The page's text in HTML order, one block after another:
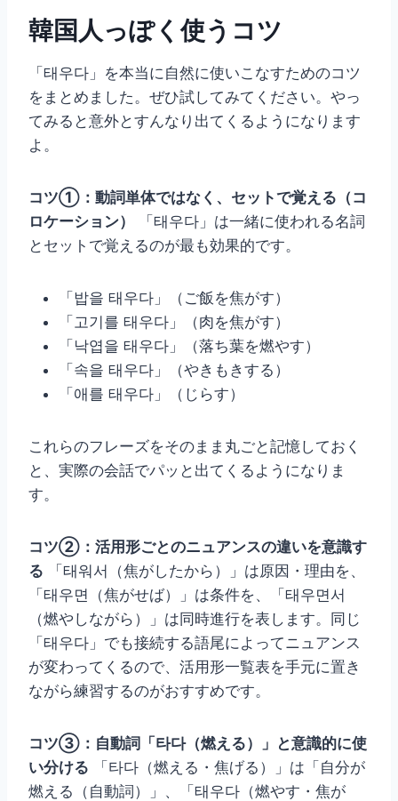
韓国人っぽく使うコツ
「태우다」を本当に自然に使いこなすためのコツ
をまとめました。ぜひ試してみてください。やっ
てみると意外とすんなり出てくるようになります
よ。
コツ①：動詞単体ではなく、セットで覚える（コ
ロケーション）
「태우다」は一緒に使われる名詞
とセットで覚えるのが最も効果的です。
「밥을 태우다」（ご飯を焦がす）
「고기를 태우다」（肉を焦がす）
「낙엽을 태우다」（落ち葉を燃やす）
「속을 태우다」（やきもきする）
「애를 태우다」（じらす）
これらのフレーズをそのまま丸ごと記憶しておく
と、実際の会話でパッと出てくるようになりま
す。
コツ②：活用形ごとのニュアンスの違いを意識す
る 「태워서（焦がしたから）」は原因・理由を、
「태우면（焦がせば）」は条件を、「태우면서
（燃やしながら）」は同時進行を表します。同じ
「태우다」でも接続する語尾によってニュアンス
が変わってくるので、活用形一覧表を手元に置き
ながら練習するのがおすすめです。
コツ③：自動詞「타다（燃える）」と意識的に使
い分ける 「타다（燃える・焦げる）」は「自分が
燃える（自動詞）」、「태우다（燃やす・焦が